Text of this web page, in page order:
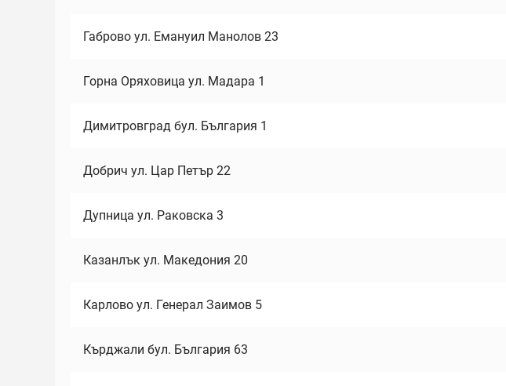
Габрово ул. Емануил Манолов 23
Горна Оряховица ул. Мадара 1
Димитровград бул. България 1
Добрич ул. Цар Петър 22
Дупница ул. Раковска 3
Казанлък ул. Македония 20
Карлово ул. Генерал Заимов 5
Кърджали бул. България 63